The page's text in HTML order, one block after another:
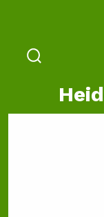
springen